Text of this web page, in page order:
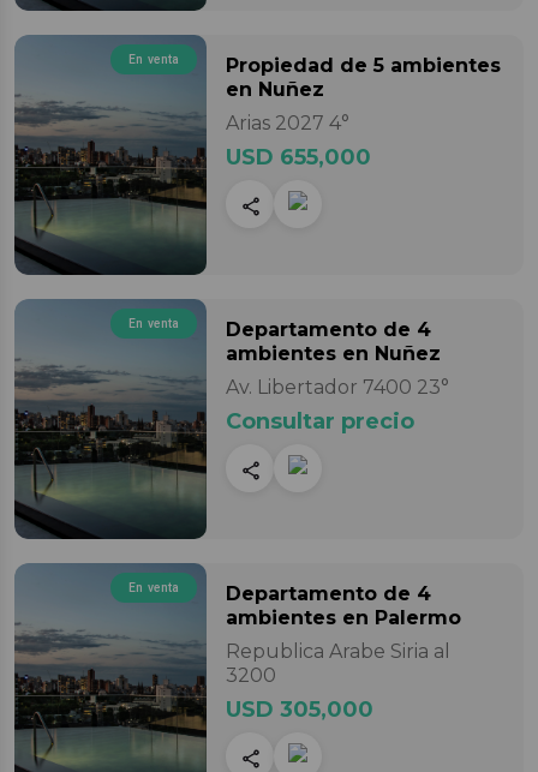
En venta Propiedad de 5 ambientes
en Nuñez
Arias 2027 4°
USD 655,000
En venta Departamento de 4
ambientes en Nuñez
Av. Libertador 7400 23°
Consultar precio
En venta Departamento de 4
ambientes en Palermo
Republica Arabe Siria al
3200
USD 305,000